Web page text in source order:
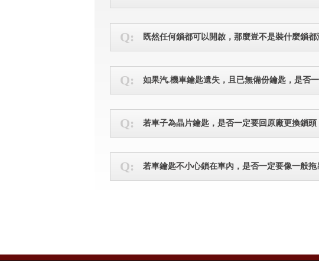
既然任何鎖都可以開啟，那麼豈不是裝什麼鎖都
如果汽.機車鑰匙遺失，且已無備份鑰匙，是否
若車子為晶片鑰匙，是否一定要回原廠更換鎖頭
若車鑰匙不小心鎖在車內，是否一定要像一般